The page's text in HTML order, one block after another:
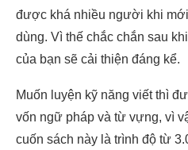
được khá nhiều người khi
dùng. Vì thế chắc chắn sau
của bạn sẽ cải thiện đáng kể.
Muốn luyện kỹ năng viết thì
vốn ngữ pháp và từ vựng, vì
cuốn sách này là trình độ từ